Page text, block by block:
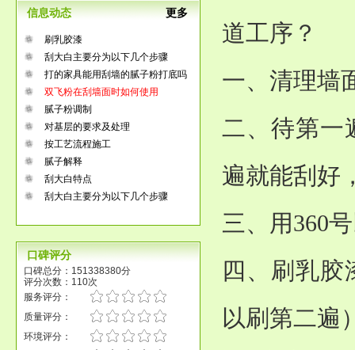
更多
信息动态
刷乳胶漆
刮大白主要分为以下几个步骤
打的家具能用刮墙的腻子粉打底吗
双飞粉在刮墙面时如何使用
腻子粉调制
对基层的要求及处理
按工艺流程施工
腻子解释
刮大白特点
刮大白主要分为以下几个步骤
口碑评分
口碑总分：151338380分
评分次数：110次
服务评分：
质量评分：
环境评分：
道工序？
一、清理墙
二、待第一
遍就能刮好
三、用360
四、刷乳胶
以刷第二遍